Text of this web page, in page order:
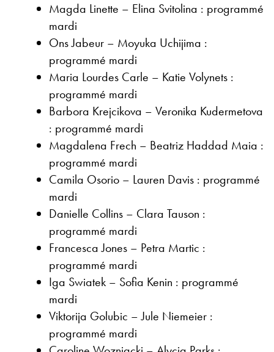
Magda Linette – Elina Svitolina : programmé
mardi
Ons Jabeur – Moyuka Uchijima :
programmé mardi
Maria Lourdes Carle – Katie Volynets :
programmé mardi
Barbora Krejcikova – Veronika Kudermetova
: programmé mardi
Magdalena Frech – Beatriz Haddad Maia :
programmé mardi
Camila Osorio – Lauren Davis : programmé
mardi
Danielle Collins – Clara Tauson :
programmé mardi
Francesca Jones – Petra Martic :
programmé mardi
Iga Swiatek – Sofia Kenin : programmé
mardi
Viktorija Golubic – Jule Niemeier :
programmé mardi